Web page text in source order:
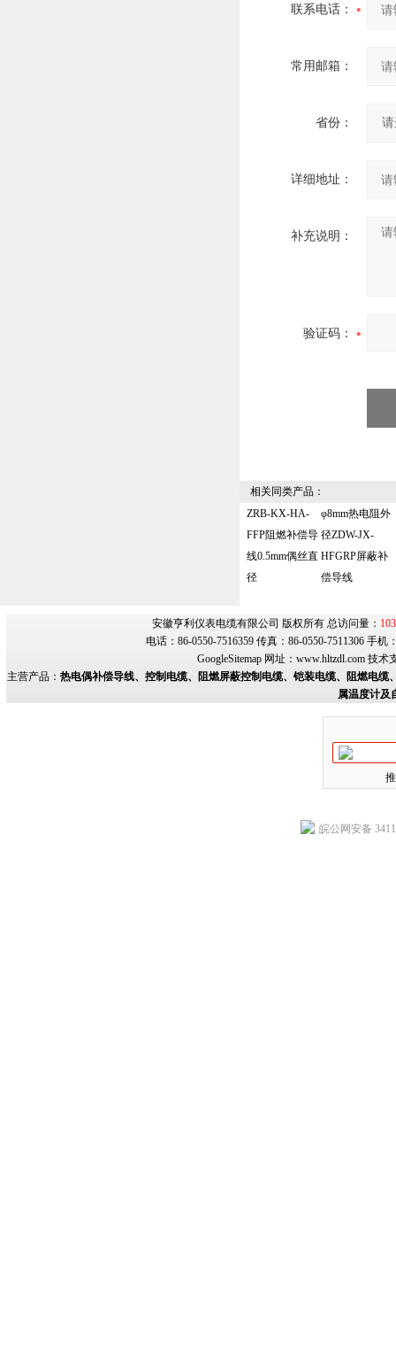
联系电话：
常用邮箱：
省份：
详细地址：
补充说明：
验证码：
相关同类产品：
ZRB-KX-HA-
FFP阻燃补偿导
线0.5mm偶丝直
径
φ8mm热电阻外
径ZDW-JX-
HFGRP屏蔽补
偿导线
安徽亨利仪表电缆有限公司 版权所有 总访问量：
电话：86-0550-7516359 传真：86-0550-7511306 手
GoogleSitemap网址： www.hltzdl.com技术
主营产品： 热电偶补偿导线、控制电缆、阻燃屏蔽控制电缆、铠装电缆、阻燃电
属温度计及
皖公网安备